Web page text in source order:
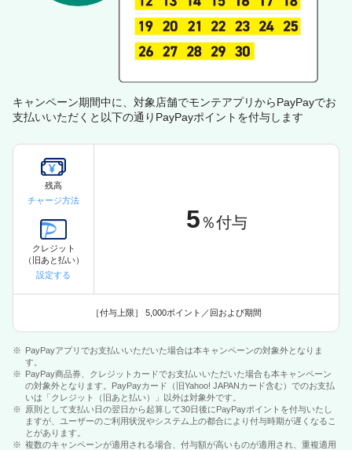
キャンペーン期間中に、対象店舗でモンテアプリからPayPayでお
支払いいただくと以下の通りPayPayポイントを付与します
残高
チャージ方法
クレジット
（旧あと払い）
設定する
5 ％付与
［付与上限］ 5,000ポイント／回および期間
PayPayアプリでお支払いいただいた場合は本キャンペーンの対象外となりま
す。
PayPay商品券、クレジットカードでお支払いいただいた場合も本キャンペーン
の対象外となります。PayPayカード（旧Yahoo! JAPANカード含む）でのお支払
いは「クレジット（旧あと払い）」以外は対象外です。
原則として支払い日の翌日から起算して30日後にPayPayポイントを付与いたし
ますが、ユーザーのご利用状況やシステム上の都合により付与時期が遅くなるこ
とがあります。
複数のキャンペーンが適用される場合、付与額が高いものが適用され、重複適用